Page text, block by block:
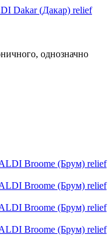
однозначно